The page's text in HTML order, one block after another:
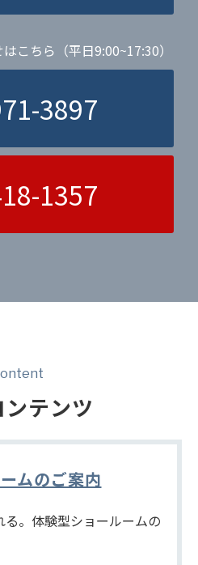
こちら（平日9:00~17:30）
3897
1357
テンツ
ームのご案内
る。体験型ショールームの